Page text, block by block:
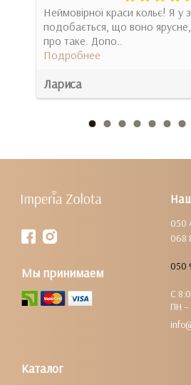
Неймовірної краси кольє! Я у
подобається, що воно
про таке. Допо..
Подробнее
Лариса
050
068
050
С
ПН
Мы принимаем
Каталог